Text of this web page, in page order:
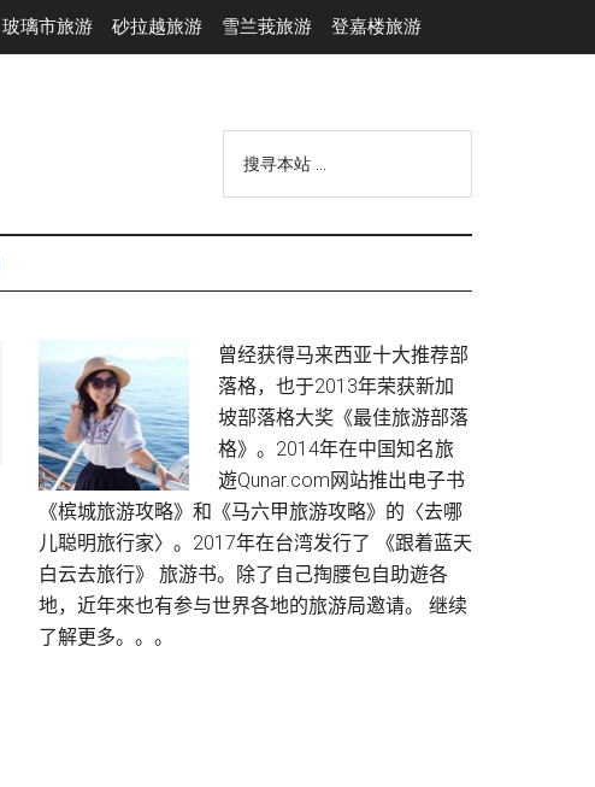
玻璃市旅游 砂拉越旅游 雪兰莪旅游 登嘉楼旅游
站
Primary
Sidebar
曾经获得马来西亚十大推荐部
落格，也于2013年荣获新加
坡部落格大奖《最佳旅游部落
格》。2014年在中国知名旅
遊Qunar.com网站推出电子书
《槟城旅游攻略》和《马六甲旅游攻略》的〈去哪
儿聪明旅行家〉。2017年在台湾发行了 《跟着蓝天
白云去旅行》 旅游书。除了自己掏腰包自助遊各
地，近年來也有参与世界各地的旅游局邀请。 继续
了解更多。。。